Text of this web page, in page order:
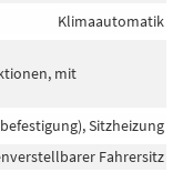
Klimaautomatik
mit
Sitzheizung
Fahrersitz